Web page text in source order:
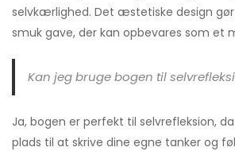
selvkærlighed. Det æstetiske design
smuk gave, der kan opbevares som et
Kan jeg bruge bogen til
Ja, bogen er perfekt til selvrefleksion,
plads til at skrive dine egne tanker og